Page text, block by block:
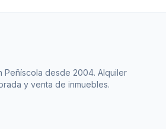
Peñíscola desde 2004. Alquiler
y venta de inmuebles.